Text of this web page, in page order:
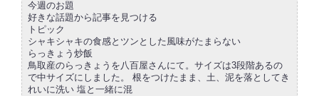
今週のお題
好きな話題から記事を見つける
トピック
シャキシャキの食感とツンとした風味がたまらない
らっきょう炒飯
鳥取産のらっきょうを八百屋さんにて。サイズは3段階あるの
で中サイズにしました。 根をつけたまま、土、泥を落としてき
れいに洗い 塩と一緒に混